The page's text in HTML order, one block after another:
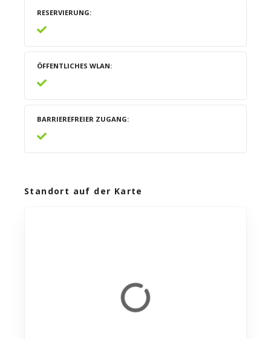
RESERVIERUNG
ÖFFENTLICHES WLAN
BARRIEREFREIER ZUGANG
Standort auf der Karte